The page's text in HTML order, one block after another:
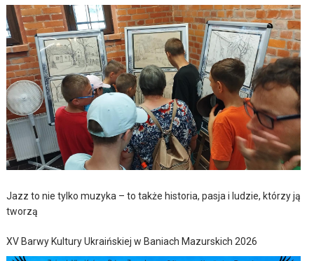
Jazz to nie tylko muzyka – to także historia, pasja i ludzie, którzy ją
tworzą
XV Barwy Kultury Ukraińskiej w Baniach Mazurskich 2026